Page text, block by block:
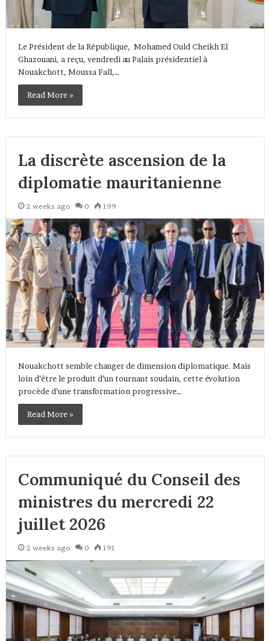
Le Président de la République, Mohamed Ould Cheikh El
Ghazouani, a reçu, vendredi au Palais présidentiel à
Nouakchott, Moussa Fall,…
Read More »
La discrète ascension de la
diplomatie mauritanienne
2 weeks ago 0 199
Nouakchott semble changer de dimension diplomatique. Mais
loin d’être le produit d’un tournant soudain, cette évolution
procède d’une transformation progressive…
Read More »
Communiqué du Conseil des
ministres du mercredi 22
juillet 2026
2 weeks ago 0 191